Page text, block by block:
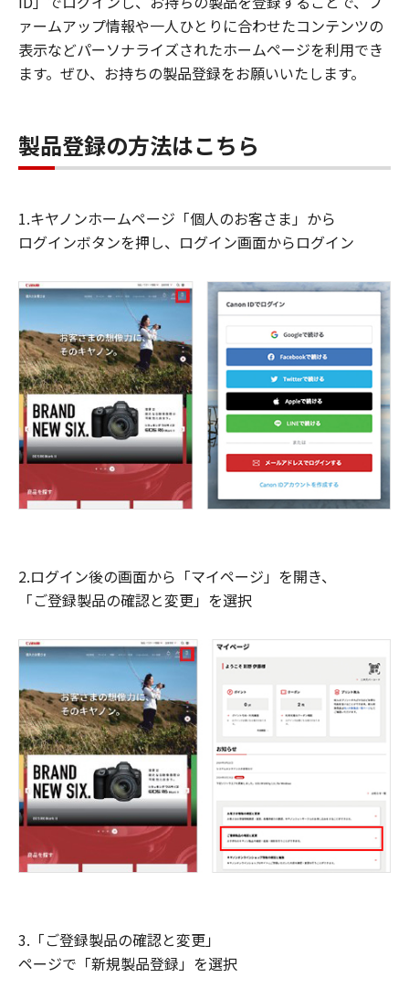
ァームアップ情報や一人ひとりに合わせたコンテンツの
表示などパーソナライズされたホームページを利用でき
ます。ぜひ、お持ちの製品登録をお願いいたします。
製品登録の方法はこちら
1.キヤノンホームページ「個人のお客さま」から
ログインボタンを押し、ログイン画面からログイン
2.ログイン後の画面から「マイページ」を開き、
「ご登録製品の確認と変更」を選択
3.「ご登録製品の確認と変更」
ページで「新規製品登録」を選択